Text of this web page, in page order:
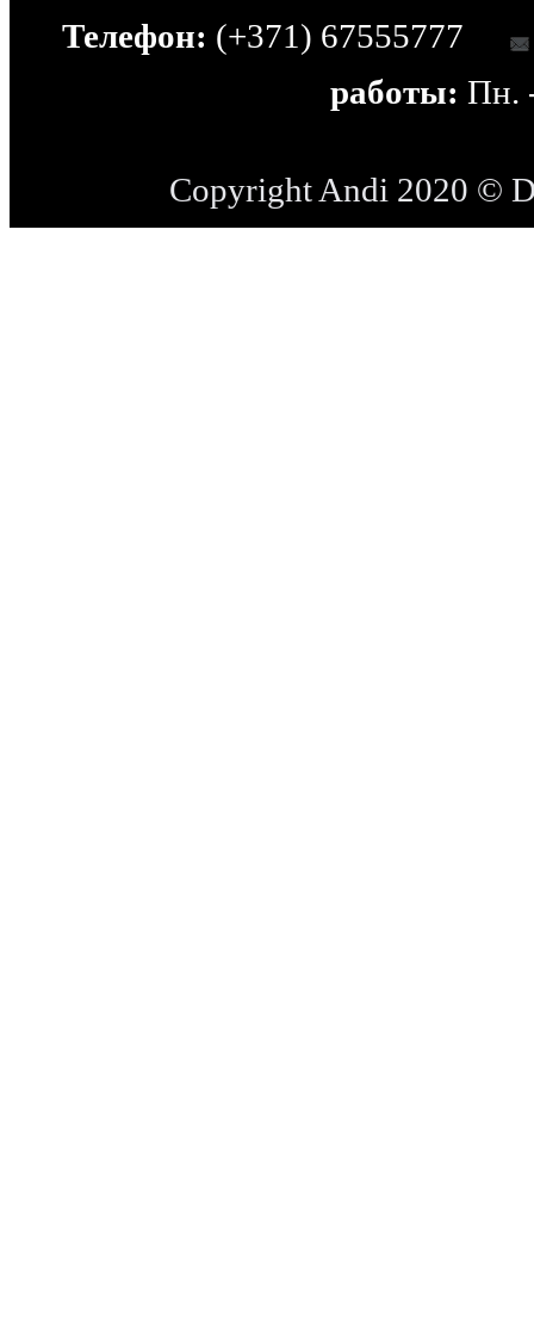
Телефон: (+371) 67555777
работы: Пн.
Copyright Andi 2020 ©